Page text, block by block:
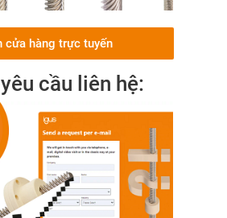
cửa hàng trực tuyến
cầu liên hệ: